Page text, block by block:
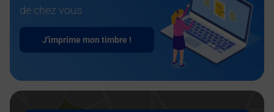
de chez vous
J'imprime mon timbre !